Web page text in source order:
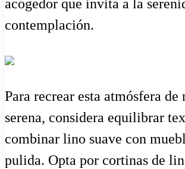
acogedor que invita a la
contemplación.
Para recrear esta atmósfera de
serena, considera equilibrar
combinar lino suave con
pulida. Opta por cortinas de